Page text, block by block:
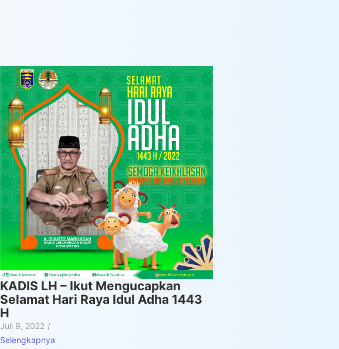
KADIS LH – Ikut Mengucapkan
Selamat Hari Raya Idul Adha 1443
H
Juli 9, 2022 /
Selengkapnya